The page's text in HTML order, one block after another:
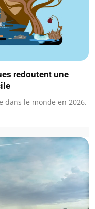
redoutent une
dans le monde en 2026.